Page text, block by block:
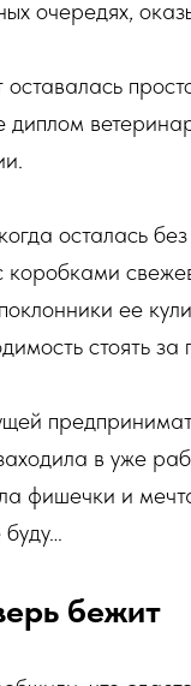
очередях,
оставалась
диплом
осталась
коробками
ее
стоять
в уже
фишечки и
бежит